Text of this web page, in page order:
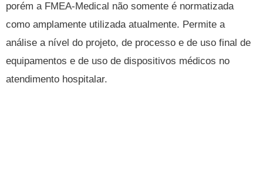
porém a FMEA-Medical não somente é normatizada
como amplamente utilizada atualmente. Permite a
análise a nível do projeto, de processo e de uso final de
equipamentos e de uso de dispositivos médicos no
atendimento hospitalar.